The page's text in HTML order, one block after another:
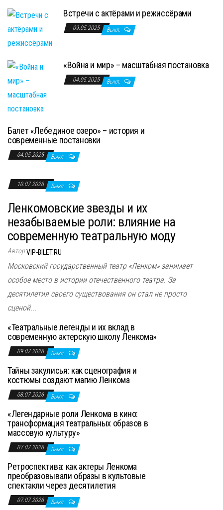
Встречи с актёрами и режиссёрами
09.05.2025 Выкл.
«Война и мир» – масштабная постановка
04.05.2025 Выкл.
Балет «Лебединое озеро» – история и
современные постановки
04.05.2025 Выкл.
10.07.2026 Выкл.
Ленкомовские звезды и их
незабываемые роли: влияние на
современную театральную моду
АвторVIP-BILET.RU
Московский государственный театр «Ленком» занимает
особое место в истории отечественного театра. За
десятилетия своего существования он стал не просто
сценой...
«Театральные легенды и их вклад в
современную актерскую школу Ленкома»
09.07.2026 Выкл.
Тайны закулисья: как сценография и
костюмы создают магию Ленкома
08.07.2026 Выкл.
«Легендарные роли Ленкома в кино:
трансформация театральных образов в
массовую культуру»
07.07.2026 Выкл.
Ретроспектива: как актеры Ленкома
преобразовывали образы в культовые
спектакли через десятилетия
07.07.2026 Выкл.